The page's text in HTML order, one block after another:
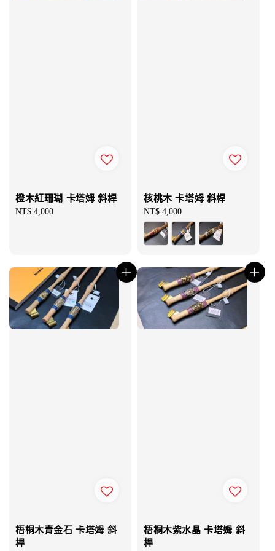
橙木紅珊瑚 卡塔姆 斜桿
Regular
NT$ 4,000
核桃木 卡塔姆 斜桿
Regular
price
NT$ 4,000
梧桐木青金石 卡塔姆 斜
桿
梧桐木紫水晶 卡塔姆 斜
桿